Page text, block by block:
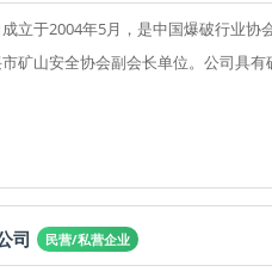
立于2004年5月，是中国爆破行业协
矿山安全协会副会长单位。公司具有
司 民营/私营企业